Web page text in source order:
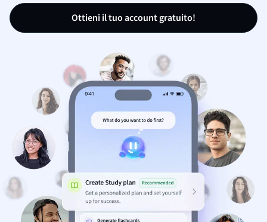
Ottieni il tuo account gratuito!